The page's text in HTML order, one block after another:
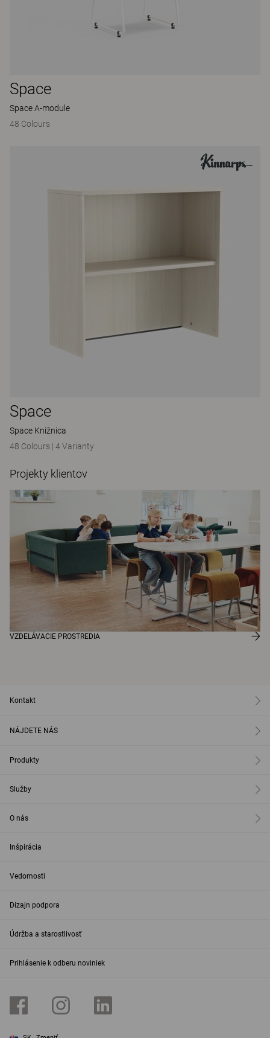
Space
Space A-module
48 Colours
Space
Space Knižnica
48 Colours | 4 Varianty
Projekty klientov
VZDELÁVACIE PROSTREDIA
Kontakt
NÁJDETE NÁS
Produkty
Služby
O nás
Inšpirácia
Vedomosti
Dizajn podpora
Údržba a starostlivosť
Prihlásenie k odberu noviniek